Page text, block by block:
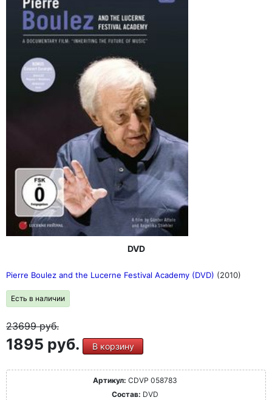
DVD
Pierre Boulez and the Lucerne Festival Academy (DVD) (2010)
Есть в наличии
23699руб.
1895 руб. В корзину
Артикул: CDVP 058783
Состав: DVD